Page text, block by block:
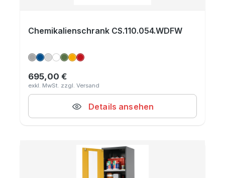
Chemikalienschrank CS.110.054.WDFW
Regulärer Preis:
695,00 €
Details ansehen